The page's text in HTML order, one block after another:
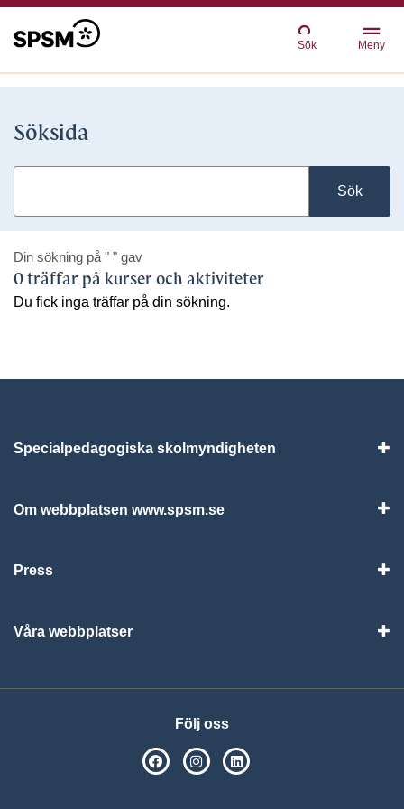
Sök Meny
Söksida
Sök
Din sökning på " " gav
0 träffar på kurser och aktiviteter
Du fick inga träffar på din sökning.
Specialpedagogiska skolmyndigheten
Om webbplatsen www.spsm.se
Press
Våra webbplatser
Följ oss
SPSM på Facebook
SPSM på Instagram